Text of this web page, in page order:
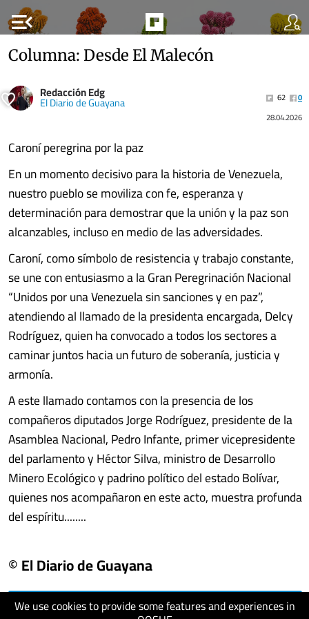
menu_open
We use cookies to provide some features and experiences in
Columna: Desde El Malecón
Redacción Edg
El Diario de Guayana 62
0
28.04.2026
Caroní peregrina por la paz
En un momento decisivo para la historia de Venezuela,
nuestro pueblo se moviliza con fe, esperanza y
determinación para demostrar que la unión y la paz son
alcanzables, incluso en medio de las adversidades.
Caroní, como símbolo de resistencia y trabajo constante,
se une con entusiasmo a la Gran Peregrinación Nacional
“Unidos por una Venezuela sin sanciones y en paz”,
atendiendo al llamado de la presidenta encargada, Delcy
Rodríguez, quien ha convocado a todos los sectores a
caminar juntos hacia un futuro de soberanía, justicia y
armonía.
A este llamado contamos con la presencia de los
compañeros diputados Jorge Rodríguez, presidente de la
Asamblea Nacional, Pedro Infante, primer vicepresidente
del parlamento y Héctor Silva, ministro de Desarrollo
Minero Ecológico y padrino político del estado Bolívar,
quienes nos acompañaron en este acto, muestra profunda
del espíritu........
© El Diario de Guayana